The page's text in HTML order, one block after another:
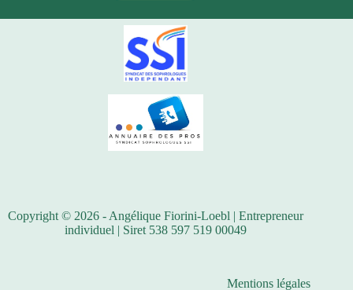
Copyright © 2026 - Angélique Fiorini-Loebl | Entrepreneur
individuel | Siret 538 597 519 00049
Mentions légales